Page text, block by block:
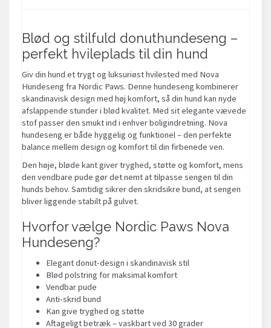
Blød og stilfuld donuthundeseng –
perfekt hvileplads til din hund
Giv din hund et trygt og luksuriøst hvilested med Nova
Hundeseng fra Nordic Paws. Denne hundeseng kombinerer
skandinavisk design med høj komfort, så din hund kan nyde
afslappende stunder i blød kvalitet. Med sit elegante vævede
stof passer den smukt ind i enhver boligindretning. Nova
hundeseng er både hyggelig og funktionel – den perfekte
balance mellem design og komfort til din firbenede ven.
Den høje, bløde kant giver tryghed, støtte og komfort, mens
den vendbare pude gør det nemt at tilpasse sengen til din
hunds behov. Samtidig sikrer den skridsikre bund, at sengen
bliver liggende stabilt på gulvet.
Hvorfor vælge Nordic Paws Nova
Hundeseng?
Elegant donut-design i skandinavisk stil
Blød polstring for maksimal komfort
Vendbar pude
Anti-skrid bund
Kan give tryghed og støtte
Aftageligt betræk – vaskbart ved 30 grader